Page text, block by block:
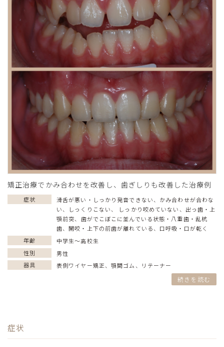
矯正治療でかみ合わせを改善し、歯ぎしりも改善した治療例
症状 滑舌が悪い・しっかり発音できない、 かみ合わせが合わな
い、しっくりこない、 しっかり咬めていない 、 出っ歯・上
顎前突、 歯がでこぼこに並んでいる状態・八重歯・乱杭
歯、開咬・上下の前歯が離れている、 口呼吸・口が乾く
年齢
中学生〜高校生
性別
男性
器具
表側ワイヤー矯正、顎間ゴム 、 リテーナー
続きを読む
症状